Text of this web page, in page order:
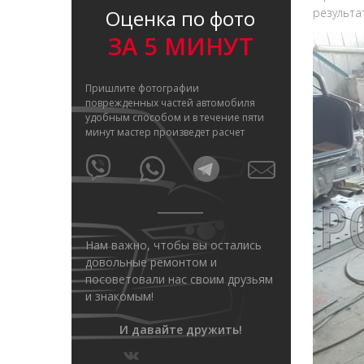
Оценка по фото
ЗА 5 МИНУТ
Пришлите фотографии
поврежденных частей автомобиля
удобным способом и в течение пяти
минут мастер произведет расчет
Нам важно, чтобы вы остались
довольные ремонтом и
посоветовали нас своим друзьям
и знакомым!
И давайте дружить!